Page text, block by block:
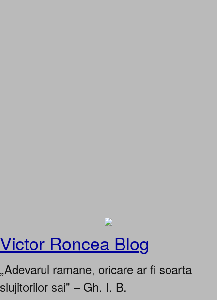
Victor Roncea Blog
„Adevarul ramane, oricare ar fi soarta
slujitorilor sai" – Gh. I. B.